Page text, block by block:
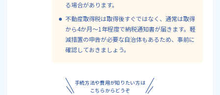
る場合があります。
不動産取得税は取得後すぐではなく、通常は取得
から4か月～1年程度で納税通知書が届きます。軽
減措置の申告が必要な自治体もあるため、事前に
確認しておきましょう。
手続方法や費用が知りたい方は
こちらからどうぞ